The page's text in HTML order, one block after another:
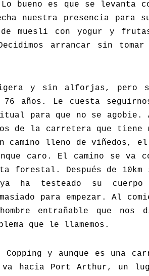
bueno es que se levanta
nuestra presencia para
muesli con yogur y
arrancar sin
y sin alforjas, pero
años. Le cuesta
para que no se agobie.
de la carretera que tiene
camino lleno de viñedos,
caro. El camino se va
forestal. Después de
ha testeado su
para empezar. Al
entrañable que nos
que le llamemos.
Copping y aunque es una
va hacia Port Arthur, un